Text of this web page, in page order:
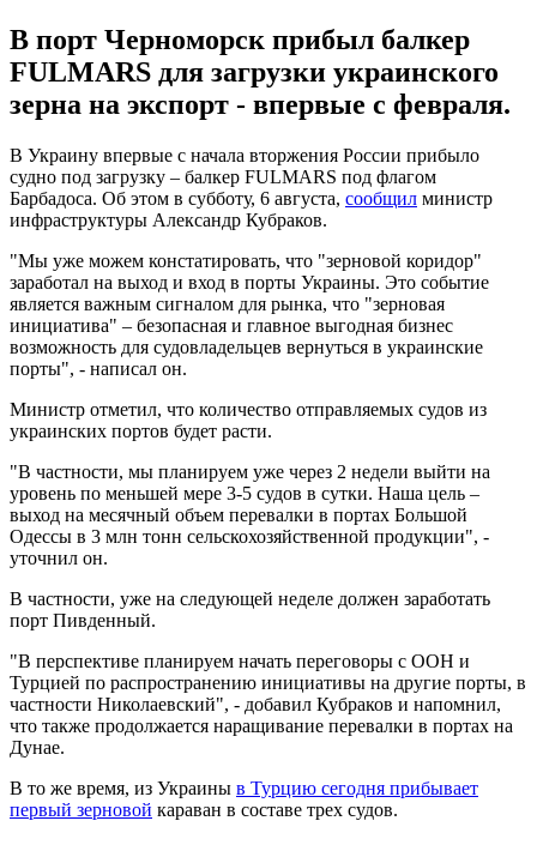
В порт Черноморск прибыл балкер
FULMARS для загрузки украинского
зерна на экспорт - впервые с февраля.
В Украину впервые с начала вторжения России прибыло
судно под загрузку – балкер FULMARS под флагом
Барбадоса. Об этом в субботу, 6 августа, сообщил министр
инфраструктуры Александр Кубраков.
"Мы уже можем констатировать, что "зерновой коридор"
заработал на выход и вход в порты Украины. Это событие
является важным сигналом для рынка, что "зерновая
инициатива" – безопасная и главное выгодная бизнес
возможность для судовладельцев вернуться в украинские
порты", - написал он.
Министр отметил, что количество отправляемых судов из
украинских портов будет расти.
"В частности, мы планируем уже через 2 недели выйти на
уровень по меньшей мере 3-5 судов в сутки. Наша цель –
выход на месячный объем перевалки в портах Большой
Одессы в 3 млн тонн сельскохозяйственной продукции", -
уточнил он.
В частности, уже на следующей неделе должен заработать
порт Пивденный.
"В перспективе планируем начать переговоры с ООН и
Турцией по распространению инициативы на другие порты, в
частности Николаевский", - добавил Кубраков и напомнил,
что также продолжается наращивание перевалки в портах на
Дунае.
В то же время, из Украины в Турцию сегодня прибывает
первый зерновой караван в составе трех судов.